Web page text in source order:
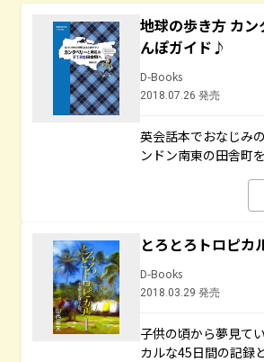
地球の歩き方 カ
んぽガイド♪
D-Books
2018.07.26 発売
英会話本でおなじみ
ンドン南東の田舎町
とろとろトロピ
D-Books
2018.03.29 発売
子供の頃から夢見て
カルな45日間の記録